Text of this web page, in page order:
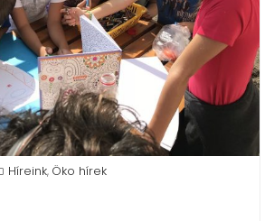
Híreink, Öko hírek